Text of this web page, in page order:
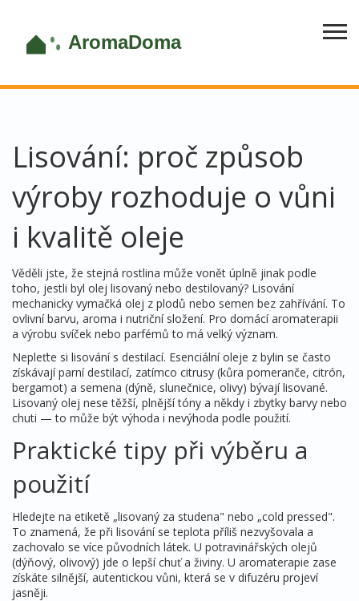
Lisování: proč způsob
výroby rozhoduje o vůni
i kvalitě oleje
Věděli jste, že stejná rostlina může vonět úplně jinak podle
toho, jestli byl olej lisovaný nebo destilovaný? Lisování
mechanicky vymačká olej z plodů nebo semen bez zahřívání. To
ovlivní barvu, aroma i nutriční složení. Pro domácí aromaterapii
a výrobu svíček nebo parfémů to má velký význam.
Nepleťte si lisování s destilací. Esenciální oleje z bylin se často
získávají parní destilací, zatímco citrusy (kůra pomeranče, citrón,
bergamot) a semena (dýně, slunečnice, olivy) bývají lisované.
Lisovaný olej nese těžší, plnější tóny a někdy i zbytky barvy nebo
chuti — to může být výhoda i nevýhoda podle použití.
Praktické tipy při výběru a
použití
Hledejte na etiketě „lisovaný za studena" nebo „cold pressed".
To znamená, že při lisování se teplota příliš nezvyšovala a
zachovalo se více původních látek. U potravinářských olejů
(dýňový, olivový) jde o lepší chuť a živiny. U aromaterapie zase
získáte silnější, autentickou vůni, která se v difuzéru projeví
jasněji.